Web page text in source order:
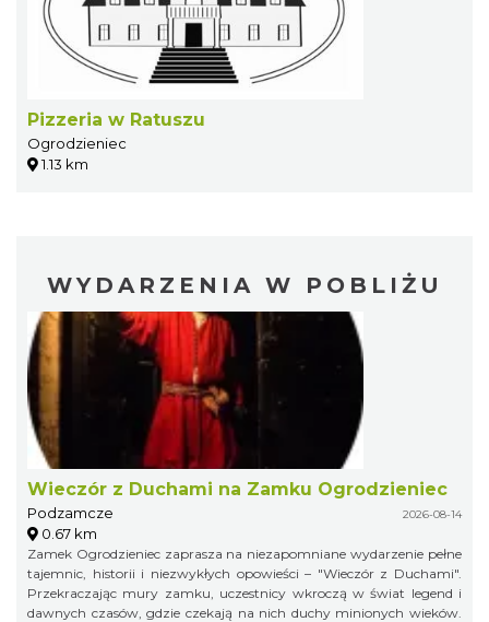
Pizzeria w Ratuszu
Ogrodzieniec
1.13 km
WYDARZENIA W POBLIŻU
Wieczór z Duchami na Zamku Ogrodzieniec
Podzamcze 2026-08-14
0.67 km
Zamek Ogrodzieniec zaprasza na niezapomniane wydarzenie pełne
tajemnic, historii i niezwykłych opowieści – "Wieczór z Duchami".
Przekraczając mury zamku, uczestnicy wkroczą w świat legend i
dawnych czasów, gdzie czekają na nich duchy minionych wieków.